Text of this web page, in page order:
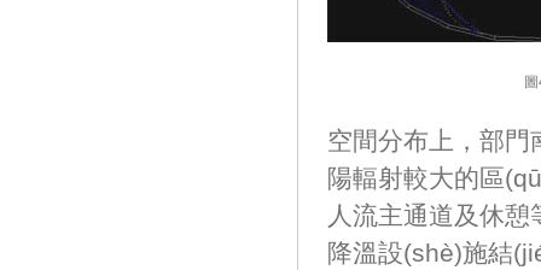
空間分布上，
陽輻射較大的區
人流主通道及休憩
降溫設(shè)施結